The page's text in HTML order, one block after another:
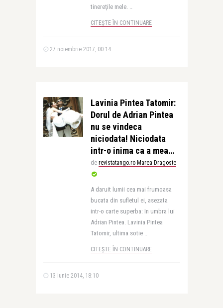
tinereţile mele. ..
CITEȘTE ÎN CONTINUARE
27 noiembrie 2017, 00:14
Lavinia Pintea Tatomir:
Dorul de Adrian Pintea
nu se vindeca
niciodata! Niciodata
intr-o inima ca a mea…
de revistatango.ro Marea Dragoste
A daruit lumii cea mai frumoasa
bucata din sufletul ei, asezata
intr-o carte superba: In umbra lui
Adrian Pintea. Lavinia Pintea
Tatomir, ultima sotie ..
CITEȘTE ÎN CONTINUARE
13 iunie 2014, 18:10